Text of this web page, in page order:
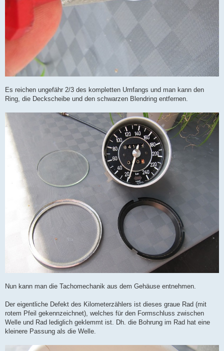
Es reichen ungefähr 2/3 des kompletten Umfangs und man kann den
Ring, die Deckscheibe und den schwarzen Blendring entfernen.
Nun kann man die Tachomechanik aus dem Gehäuse entnehmen.
Der eigentliche Defekt des Kilometerzählers ist dieses graue Rad (mit
rotem Pfeil gekennzeichnet), welches für den Formschluss zwischen
Welle und Rad lediglich geklemmt ist. Dh. die Bohrung im Rad hat eine
kleinere Passung als die Welle.